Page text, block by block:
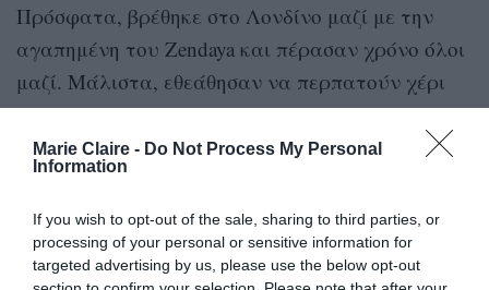
Marie Claire - Do Not Process My Personal
Information
If you wish to opt-out of the sale, sharing to third parties, or
processing of your personal or sensitive information for
targeted advertising by us, please use the below opt-out
Πρόσφατα, βρέθηκε στο Λονδίνο μαζί με την
αγαπημένη του Zendaya και πέρασαν χρόνο όλοι
μαζί. Μάλιστα, εθεάθησαν να περπατούν χέρι
χέρι βγαίνοντας από το σπίτι των γονιών του
λίγο πριν βρεθούν στο θέατρο West End για να
παρακολουθήσουν το θεατρικό Harry Potter And
The Cursed Child.